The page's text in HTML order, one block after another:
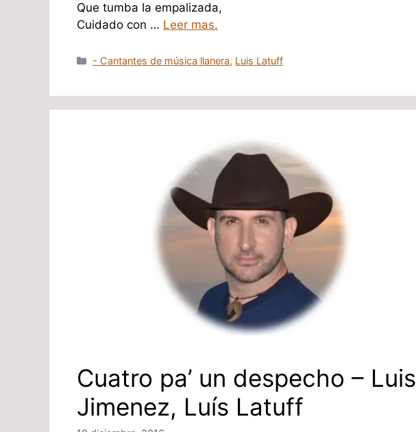
Que tumba la empalizada,
Cuidado con … Leer mas.
Categorías
- Cantantes de música llanera, Luis Latuff
Cuatro pa’ un despecho – Luis
Jimenez, Luís Latuff